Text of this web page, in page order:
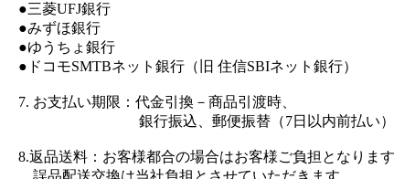
●三菱UFJ銀行
●みずほ銀行
●ゆうちょ銀行
●ドコモSMTBネット銀行（旧 住信SBIネット銀行）
7. お支払い期限：代金引換－商品引渡時、
銀行振込、郵便振替（7日以内前払い）
8.返品送料：お客様都合の場合はお客様ご負担となります
誤品配送交換は当社負担とさせていただきます。